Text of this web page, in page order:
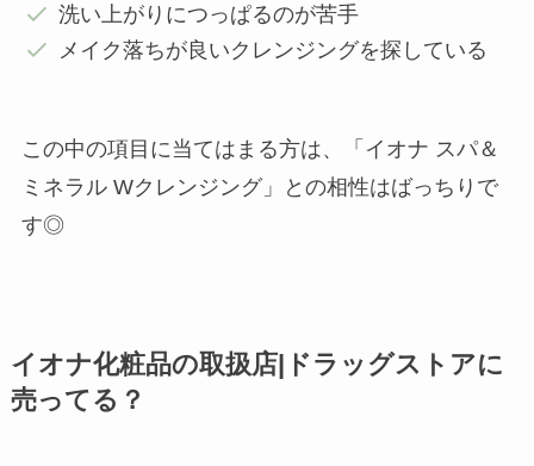
洗い上がりにつっぱるのが苦手
メイク落ちが良いクレンジングを探している
この中の項目に当てはまる方は、「イオナ スパ＆
ミネラル Wクレンジング」との相性はばっちりで
す◎
イオナ化粧品の取扱店|ドラッグストアに
売ってる？